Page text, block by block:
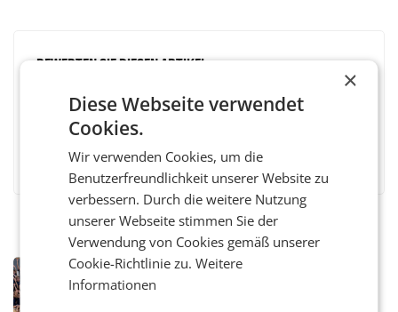
BEWERTEN SIE DIESEN ARTIKEL
Facebook MessengerWhatsAppLinkedIn
RETAIL
Bipa unterstützt Bewegte Kids
×
Diese Webseite verwendet
Cookies.
Wir verwenden Cookies, um die
Benutzerfreundlichkeit unserer Website zu
verbessern. Durch die weitere Nutzung
unserer Webseite stimmen Sie der
Verwendung von Cookies gemäß unserer
Cookie-Richtlinie zu.Weitere
Informationen